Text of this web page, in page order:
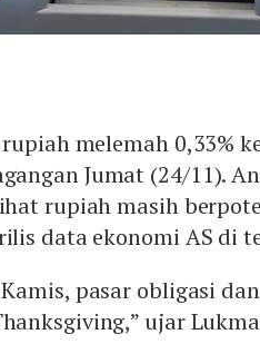
melemah 0,33%
Jumat (24/11).
rupiah masih
data ekonomi AS di
pasar obligasi
ujar